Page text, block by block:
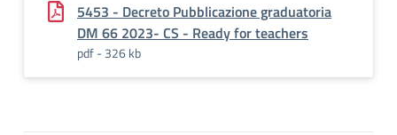
5453 - Decreto Pubblicazione graduatoria
DM 66 2023- CS - Ready for teachers
pdf - 326 kb